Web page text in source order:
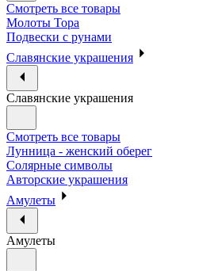
Смотреть все товары
Молоты Тора
Подвески с рунами
Славянские украшения
Славянские украшения
Смотреть все товары
Лунница - женский оберег
Солярные символы
Авторские украшения
Амулеты
Амулеты